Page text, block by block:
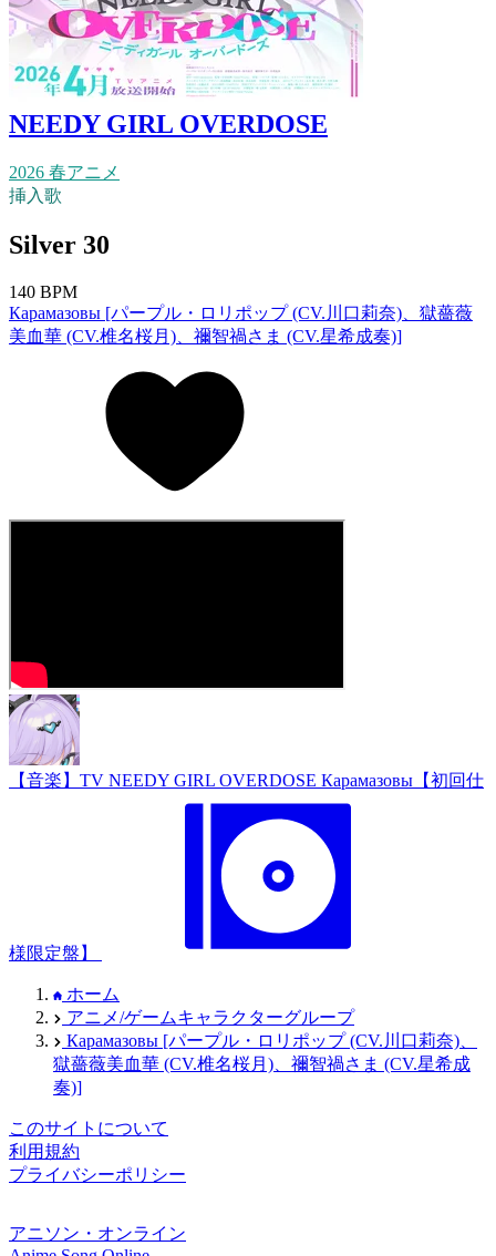
NEEDY GIRL OVERDOSE
2026 春アニメ
挿入歌
Silver 30
140 BPM
Карамазовы [パープル・ロリポップ (CV.川口莉奈)、獄薔薇
美血華 (CV.椎名桜月)、禰󠄀智禍さま (CV.星希成奏)]
【音楽】TV NEEDY GIRL OVERDOSE Карамазовы【初回仕
様限定盤】
ホーム
アニメ/ゲームキャラクターグループ
Карамазовы [パープル・ロリポップ (CV.川口莉奈)、
獄薔薇美血華 (CV.椎名桜月)、禰󠄀智禍さま (CV.星希成
奏)]
このサイトについて
利用規約
プライバシーポリシー
アニソン・オンライン